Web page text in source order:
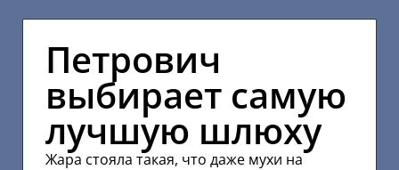
Петрович
выбирает самую
лучшую шлюху
Жара стояла такая, что даже мухи на